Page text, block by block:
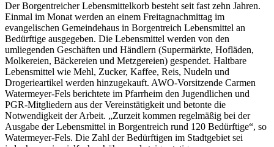
Der Borgentreicher Lebensmittelkorb besteht seit fast zehn Jahren.
Einmal im Monat werden an einem Freitagnachmittag im
evangelischen Gemeindehaus in Borgentreich Lebensmittel an
Bedürftige ausgegeben. Die Lebensmittel werden von den
umliegenden Geschäften und Händlern (Supermärkte, Hofläden,
Molkereien, Bäckereien und Metzgereien) gespendet. Haltbare
Lebensmittel wie Mehl, Zucker, Kaffee, Reis, Nudeln und
Drogerieartikel werden hinzugekauft. AWO-Vorsitzende Carmen
Watermeyer-Fels berichtete im Pfarrheim den Jugendlichen und
PGR-Mitgliedern aus der Vereinstätigkeit und betonte die
Notwendigkeit der Arbeit. „Zurzeit kommen regelmäßig bei der
Ausgabe der Lebensmittel in Borgentreich rund 120 Bedürftige“, so
Watermeyer-Fels. Die Zahl der Bedürftigen im Stadtgebiet sei